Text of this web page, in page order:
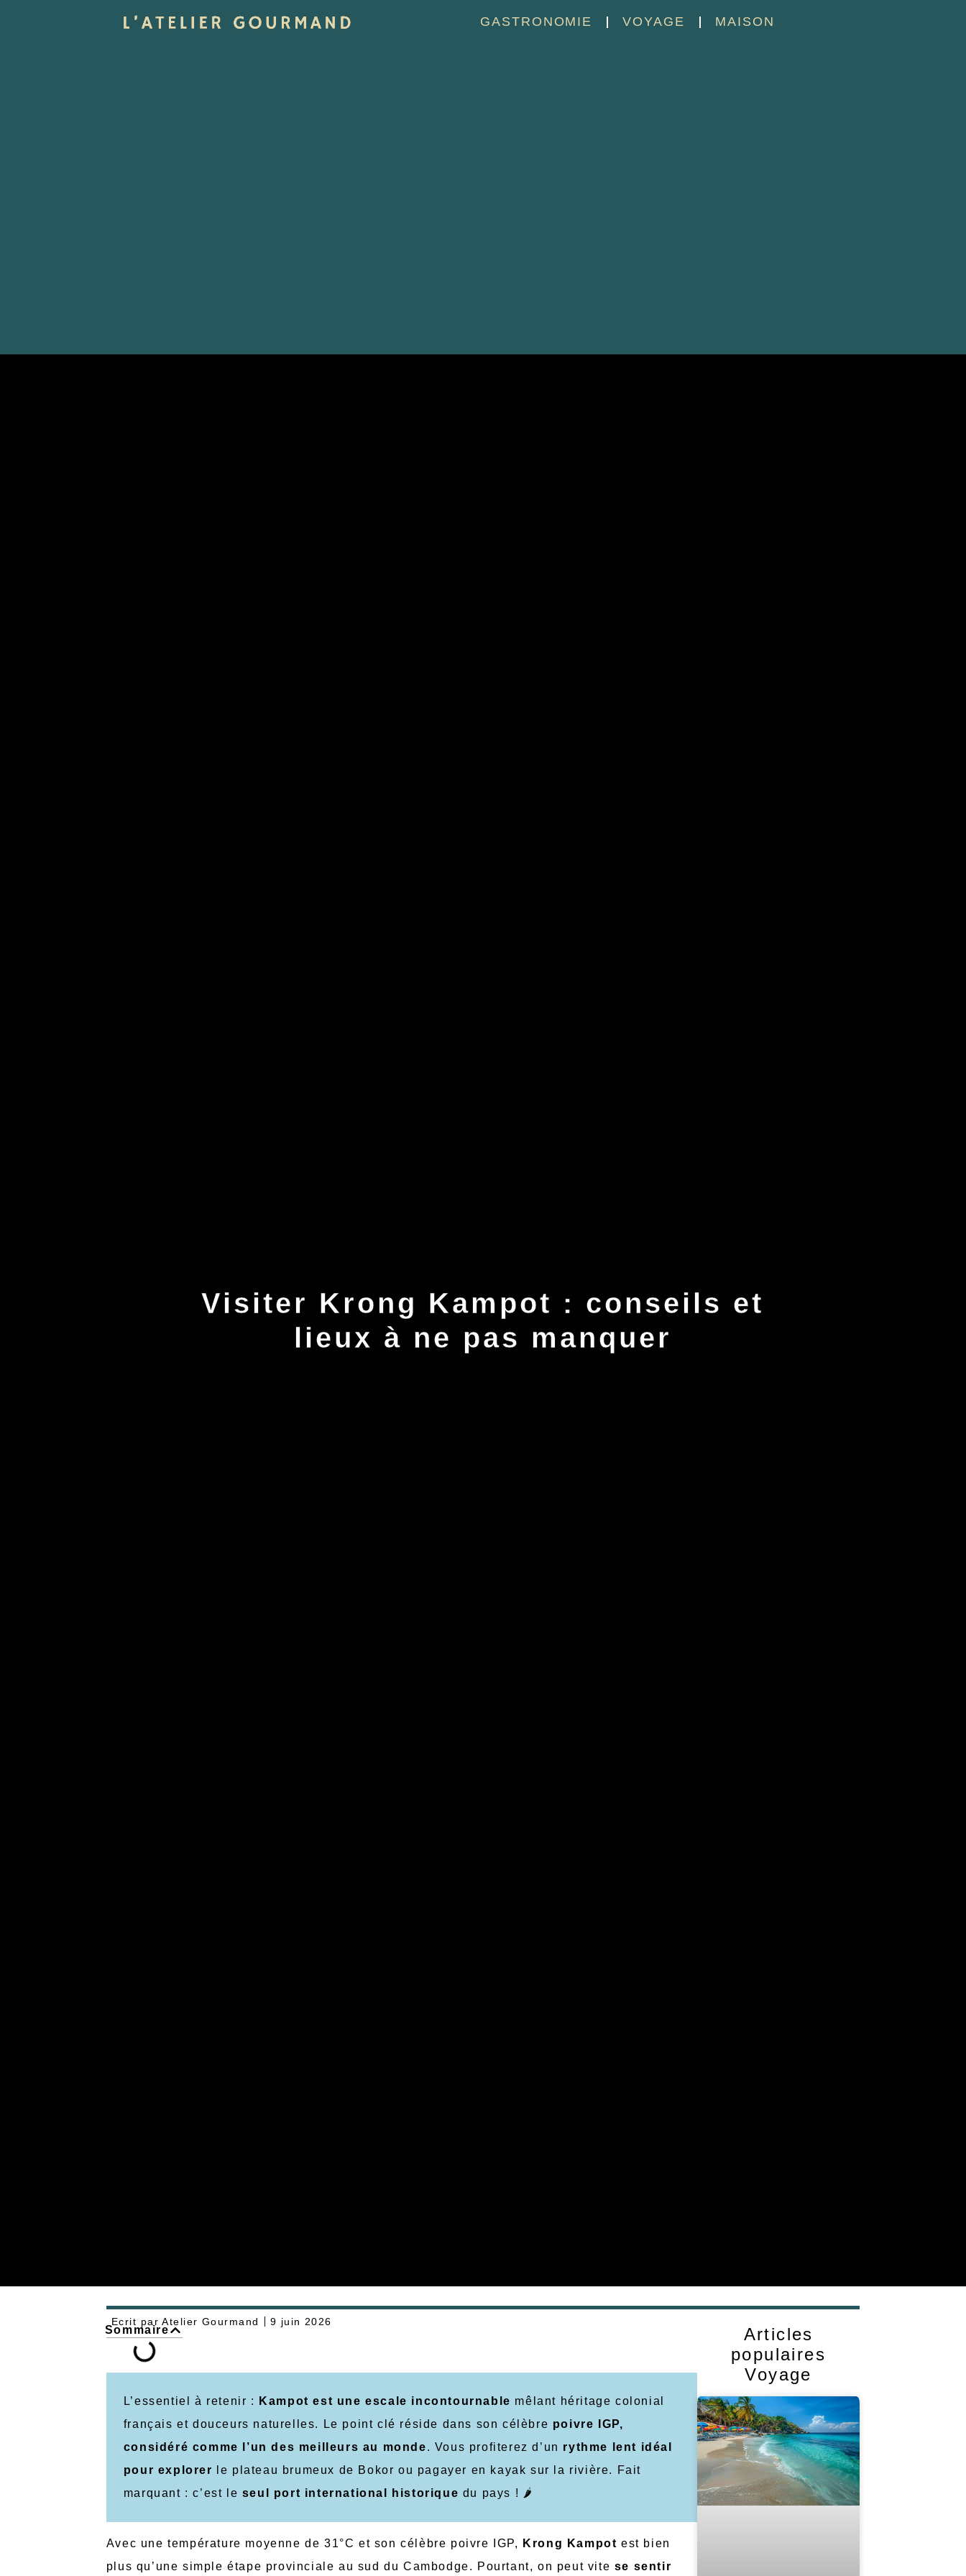
GASTRONOMIE VOYAGE MAISON
Visiter Krong Kampot : conseils et
lieux à ne pas manquer
Ecrit par Atelier Gourmand 9 juin 2026
Sommaire
L’essentiel à retenir : Kampot est une escale incontournable mêlant héritage colonial
français et douceurs naturelles. Le point clé réside dans son célèbre poivre IGP,
considéré comme l’un des meilleurs au monde. Vous profiterez d’un rythme lent idéal
pour explorer le plateau brumeux de Bokor ou pagayer en kayak sur la rivière. Fait
marquant : c’est le seul port international historique du pays ! 🌶️
Avec une température moyenne de 31°C et son célèbre poivre IGP, Krong Kampot est bien
plus qu’une simple étape provinciale au sud du Cambodge. Pourtant, on peut vite se sentir
Articles
populaires
Voyage